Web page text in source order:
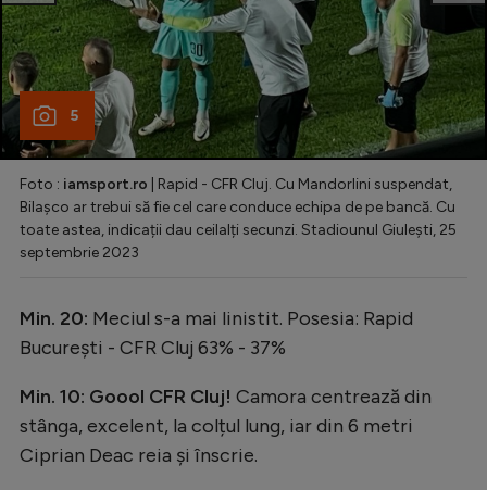
5
Foto : iamsport.ro | Rapid - CFR Cluj. Cu Mandorlini suspendat,
Bilașco ar trebui să fie cel care conduce echipa de pe bancă. Cu
toate astea, indicații dau ceilalți secunzi. Stadiounul Giulești, 25
septembrie 2023
Min. 20: Meciul s-a mai linistit. Posesia: Rapid
București - CFR Cluj 63% - 37%
Min. 10: Goool CFR Cluj! Camora centrează din
stânga, excelent, la colțul lung, iar din 6 metri
Ciprian Deac reia și înscrie.